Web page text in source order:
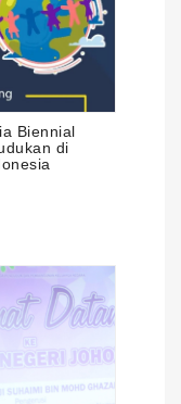
Biennial
di